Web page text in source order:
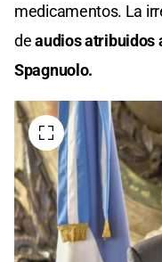
medicamentos. La
deaudios atribuidos
Spagnuolo.